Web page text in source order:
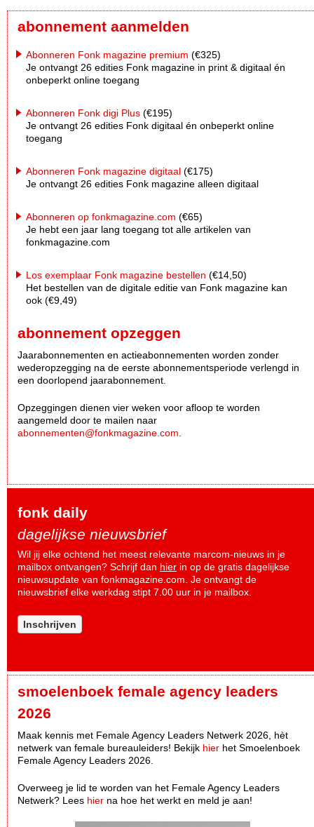
abonnement aanmelden
Abonneren Fonk magazine premium (€325)
Je ontvangt 26 edities Fonk magazine in print & digitaal én
onbeperkt online toegang
Abonneren Fonk digi Plus (€195)
Je ontvangt 26 edities Fonk digitaal én onbeperkt online
toegang
Abonneren Fonk magazine digitaal (€175)
Je ontvangt 26 edities Fonk magazine alleen digitaal
Abonneren op fonkmagazine.com (€65)
Je hebt een jaar lang toegang tot alle artikelen van
fonkmagazine.com
Los exemplaar Fonk magazine bestellen (€14,50)
Het bestellen van de digitale editie van Fonk magazine kan
ook (€9,49)
abonnement opzeggen
Jaarabonnementen en actieabonnementen worden zonder
wederopzegging na de eerste abonnementsperiode verlengd in
een doorlopend jaarabonnement.
Opzeggingen dienen vier weken voor afloop te worden
aangemeld door te mailen naar
abonnementen@fonkmagazine.com.
fonk daily
dagelijkse nieuwsbrief
Wil jij elke ochtend het meest relevante marcom-nieuws in je
mailbox ontvangen? Schrijf dan hier in op de gratis dagelijkse
nieuwsupdate van fonkmagazine.com. Je ontvangt de
nieuwsbrief elke werkdag stipt 7.00 uur in je mailbox.
Inschrijven
smoelenboek female agency leaders
2026
Maak kennis met Female Agency Leaders Netwerk 2026, hèt
netwerk van female bureauleiders! Bekijk hier het Smoelenboek
Female Agency Leaders 2026.
Overweeg je lid te worden van het Female Agency Leaders
Netwerk? Lees hier na hoe het werkt en meld je aan!